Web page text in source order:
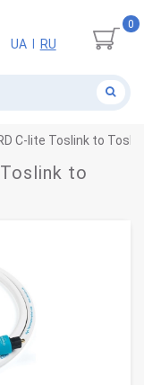
0
UA RU
C-lite Toslink to
to